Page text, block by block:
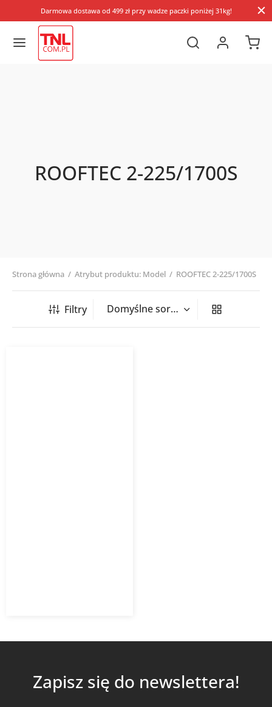
Darmowa dostawa od 499 zł przy wadze paczki poniżej 31kg!
ROOFTEC 2-225/1700S
Strona główna / Atrybut produktu: Model / ROOFTEC 2-225/1700S
Filtry
Zapisz się do newslettera!